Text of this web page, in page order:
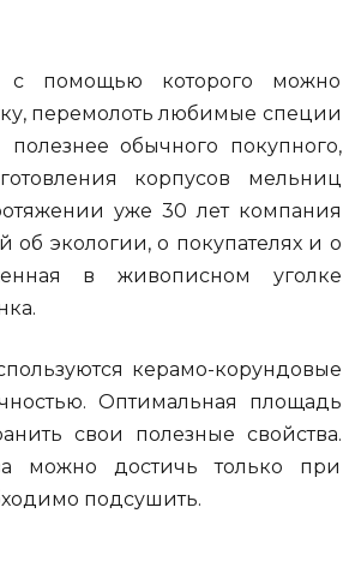
помощью которого можно
перемолоть любимые специи
обычного покупного,
корпусов мельниц
уже 30 лет компания
об экологии, о покупателях и о
в живописном уголке
керамо-корундовые
Оптимальная площадь
свои полезные свойства.
можно достичь только при
подсушить.